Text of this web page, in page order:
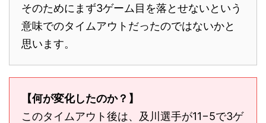
そのためにまず3ゲーム目を落とせないという
意味でのタイムアウトだったのではないかと
思います。
【何が変化したのか？】
このタイムアウト後は、及川選手が11−5で3ゲ